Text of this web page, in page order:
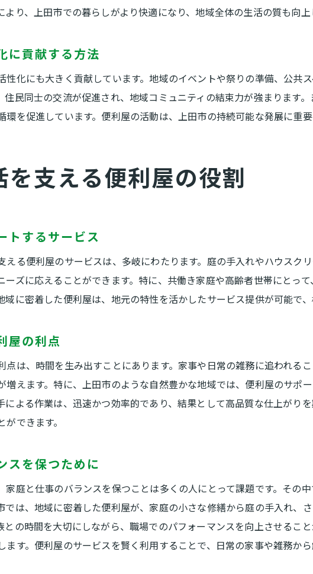
上田市での便利屋利用者の体験談
お客様の声から見る改善点
初めての便利屋利用での感想
リピート利用者が多い理由
安心して依頼できる理由
アフターサポートの重要性
地域密着が生む顧客満足度
便利屋の活用法を知って生活をより快適に
定期利用で得られるメリット
日常の小さな困りごとを解決
サービス活用で日々の生活を豊かに
り、上田市での暮らしがより快適になり、地域全体の生活の質も向上
に貢献する方法
性化にも大きく貢献しています。地域のイベントや祭りの準備、公共
住民同士の交流が促進され、地域コミュニティの結束力が強まります
環を促進しています。便利屋の活動は、上田市の持続可能な発展に重要
を支える便利屋の役割
トするサービス
える便利屋のサービスは、多岐にわたります。庭の手入れやハウスク
ーズに応えることができます。特に、共働き家庭や高齢者世帯にとっ
域に密着した便利屋は、地元の特性を活かしたサービス提供が可能で、
屋の利点
点は、時間を生み出すことにあります。家事や日常の雑務に追われる
増えます。特に、上田市のような自然豊かな地域では、便利屋のサポ
による作業は、迅速かつ効率的であり、結果として高品質な仕上がり
できます。
スを保つために
家庭と仕事のバランスを保つことは多くの人にとって課題です。その
では、地域に密着した便利屋が、家庭の小さな修繕から庭の手入れ、
との時間を大切にしながら、職場でのパフォーマンスを向上させるこ
ます。便利屋のサービスを賢く利用することで、日常の家事や雑務か